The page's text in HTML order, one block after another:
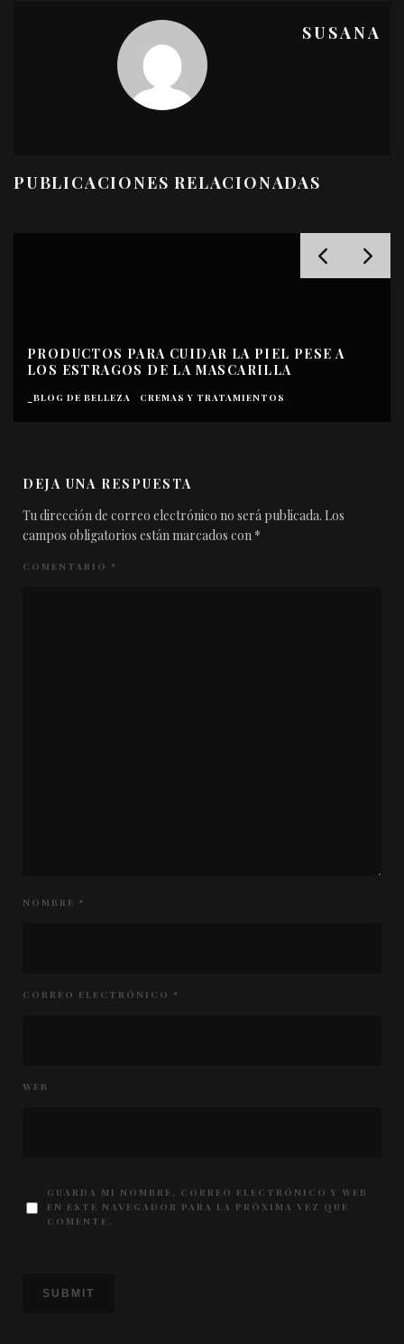
SUSANA
PUBLICACIONES RELACIONADAS
PRODUCTOS PARA CUIDAR LA PIEL PESE A
LOS ESTRAGOS DE LA MASCARILLA
_BLOG DE BELLEZA CREMAS Y TRATAMIENTOS
DEJA UNA RESPUESTA
Tu dirección de correo electrónico no será publicada. Los
campos obligatorios están marcados con *
COMENTARIO *
NOMBRE *
CORREO ELECTRÓNICO *
WEB
GUARDA MI NOMBRE, CORREO ELECTRÓNICO Y WEB
EN ESTE NAVEGADOR PARA LA PRÓXIMA VEZ QUE
COMENTE.